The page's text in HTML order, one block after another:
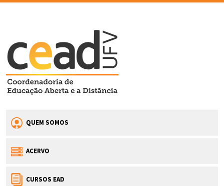
QUEM SOMOS
ACERVO
CURSOS EAD